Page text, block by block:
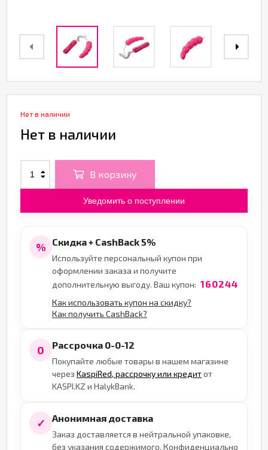
Нет в наличии
Нет в наличии
В корзину
Уведомить о поступлении
% Скидка + CashBack 5%
Используйте персональный купон при
оформлении заказа и получите
дополнительную выгоду. Ваш купон: 160244
Как использовать купон на скидку?
Как получить CashBack?
0 Рассрочка 0-0-12
Покупайте любые товары в нашем магазине
через KaspiRed, рассрочку или кредитот
KASPI.KZ и HalykBank.
✓ Анонимная доставка
Заказ доставляется в нейтральной упаковке,
без указания содержимого. Конфиденциально